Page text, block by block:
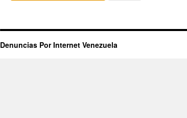
Denuncias Por Internet Venezuela